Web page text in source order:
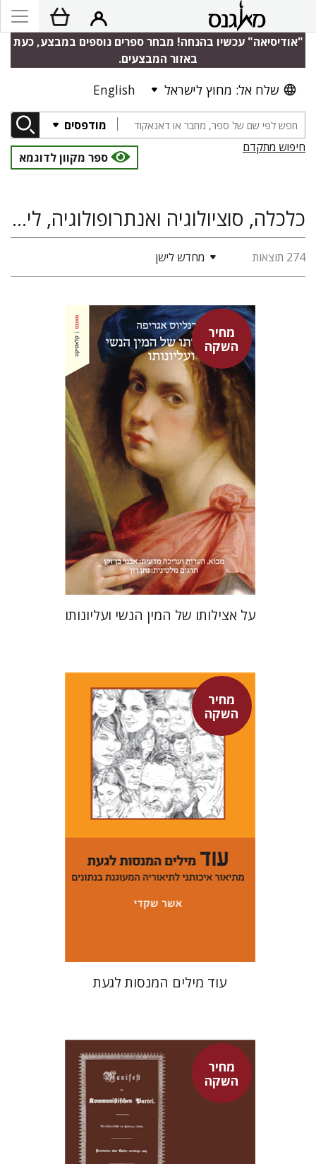
"אודיסיאה" עכשיו בהנחה! מבחר ספרים נוספים במבצע, כעת
באזור המבצעים.
שלח אל: מחוץ לישראל English
מודפסים
חיפוש מתקדם
ספר מקוון לדוגמא
כלכלה, סוציולוגיה ואנתרופולוגיה, לימוד כלכלה
274 תוצאות מחדש לישן
מחיר
השקה
היינריך קורנליוס אגריפה
אבנר בן-זקן
נתן רון
מחיר השקה
$31
$22
על אצילותו של המין הנשי ועליונותו
מחיר
השקה
אשר שקדי
עוד מילים המנסות לגעת
מחיר
השקהפיני איפרגן